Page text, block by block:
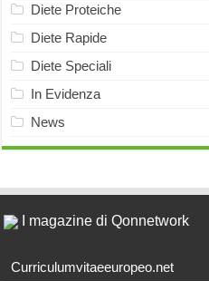
Diete Proteiche
Diete Rapide
Diete Speciali
In Evidenza
News
I magazine di Qonnetwork
Curriculumvitaeeuropeo.net